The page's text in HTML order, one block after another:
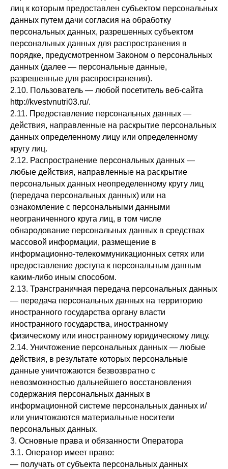
лиц к которым предоставлен субъектом персональных
данных путем дачи согласия на обработку
персональных данных, разрешенных субъектом
персональных данных для распространения в
порядке, предусмотренном Законом о персональных
данных (далее — персональные данные,
разрешенные для распространения).
2.10. Пользователь — любой посетитель веб-сайта
http://kvestvnutri03.ru/.
2.11. Предоставление персональных данных —
действия, направленные на раскрытие персональных
данных определенному лицу или определенному
кругу лиц.
2.12. Распространение персональных данных —
любые действия, направленные на раскрытие
персональных данных неопределенному кругу лиц
(передача персональных данных) или на
ознакомление с персональными данными
неограниченного круга лиц, в том числе
обнародование персональных данных в средствах
массовой информации, размещение в
информационно-телекоммуникационных сетях или
предоставление доступа к персональным данным
каким-либо иным способом.
2.13. Трансграничная передача персональных данных
— передача персональных данных на территорию
иностранного государства органу власти
иностранного государства, иностранному
физическому или иностранному юридическому лицу.
2.14. Уничтожение персональных данных — любые
действия, в результате которых персональные
данные уничтожаются безвозвратно с
невозможностью дальнейшего восстановления
содержания персональных данных в
информационной системе персональных данных и/
или уничтожаются материальные носители
персональных данных.
3. Основные права и обязанности Оператора
3.1. Оператор имеет право:
— получать от субъекта персональных данных